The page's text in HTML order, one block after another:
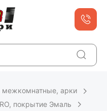
межкомнатные, арки
покрытие Эмаль